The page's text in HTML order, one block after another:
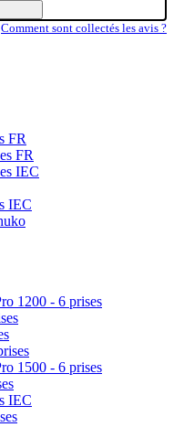
Comment sont collectés les avis ?
FR
FR
IEC
IEC
1200 - 6 prises
1500 - 6 prises
IEC